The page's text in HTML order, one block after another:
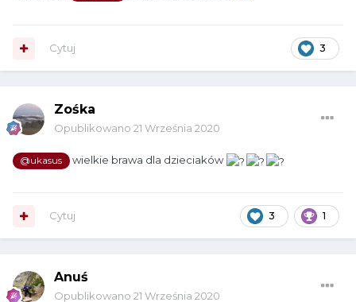
3
Cytuj
Zośka
Opublikowano 21 Września 2020
@ukasus wielkie brawa dla dzieciaków
3 1
Cytuj
Anuś
Opublikowano 21 Września 2020